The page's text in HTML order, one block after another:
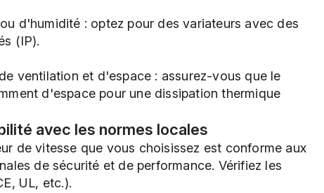
d'humidité : optez pour des variateurs avec des
(IP).
ventilation et d'espace : assurez-vous que le
d'espace pour une dissipation thermique
avec les normes locales
de vitesse que vous choisissez est conforme aux
de sécurité et de performance. Vérifiez les
UL, etc.).